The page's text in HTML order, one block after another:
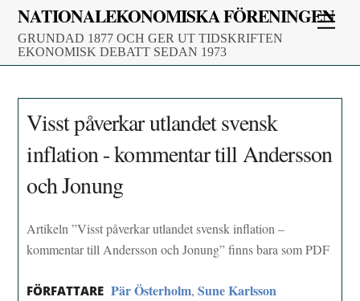
Skip
content
NATIONALEKONOMISKA FÖRENINGEN
GRUNDAD 1877 OCH GER UT TIDSKRIFTEN
EKONOMISK DEBATT SEDAN 1973
Visst påverkar utlandet svensk
inflation - kommentar till Andersson
och Jonung
Artikeln ”Visst påverkar utlandet svensk inflation –
kommentar till Andersson och Jonung” finns bara som PDF
FÖRFATTARE Pär Österholm,Sune Karlsson